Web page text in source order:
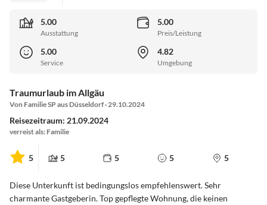
5.00
Ausstattung
5.00
Preis/Leistung
5.00
Service
4.82
Umgebung
Traumurlaub im Allgäu
Von Familie SP aus Düsseldorf · 29.10.2024
Reisezeitraum: 21.09.2024
verreist als: Familie
5 5 5 5 5
Diese Unterkunft ist bedingungslos empfehlenswert. Sehr
charmante Gastgeberin. Top gepflegte Wohnung, die keinen